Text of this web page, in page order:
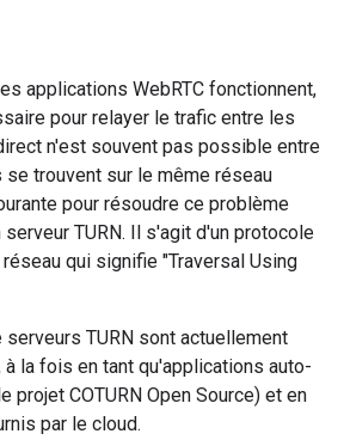
applications WebRTC fonctionnent,
pour relayer le trafic entre les
n'est souvent pas possible entre
trouvent sur le même réseau
pour résoudre ce problème
TURN. Il s'agit d'un protocole
qui signifie "Traversal Using
TURN sont actuellement
la fois en tant qu'applications auto-
projet COTURN Open Source) et en
par le cloud.